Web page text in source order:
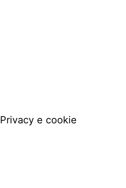
Privacy e cookie